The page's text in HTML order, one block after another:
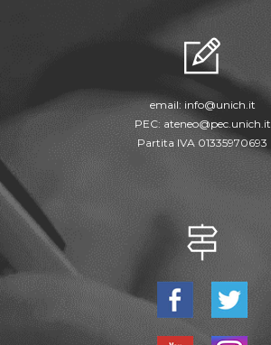
email: info@unich.it
PEC: ateneo@pec.unich.it
Partita IVA 01335970693